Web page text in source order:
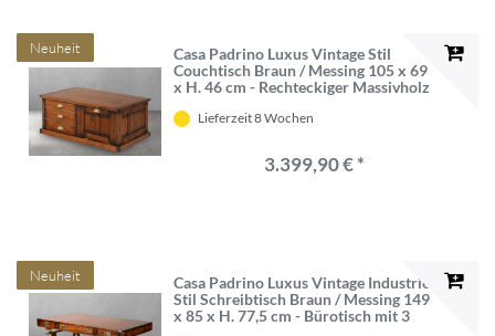
Neuheit
Casa Padrino Luxus Vintage Stil
Couchtisch Braun / Messing 105 x 69
x H. 46 cm - Rechteckiger Massivholz
Wohnzimmer Möbel - Luxus Möbel
Lieferzeit 8 Wochen
3.399,90 € *
Neuheit
Casa Padrino Luxus Vintage Industrie
Stil Schreibtisch Braun / Messing 149
x 85 x H. 77,5 cm - Bürotisch mit 3